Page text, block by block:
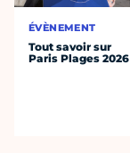
ÉVÈNEMENT
Tout savoir sur
Paris Plages 2026